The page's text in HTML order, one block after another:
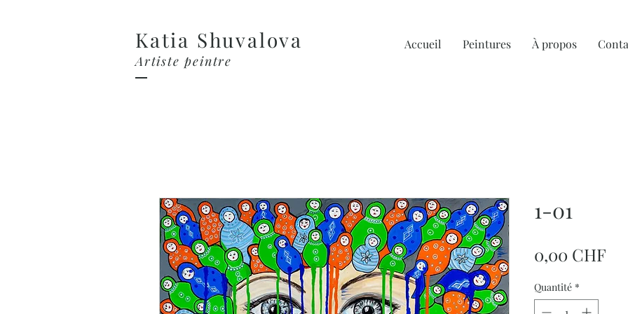
Accueil Peintures À propos
Katia Shuvalova
Artiste peintre
1-01
0,00 CHF
Quantité *